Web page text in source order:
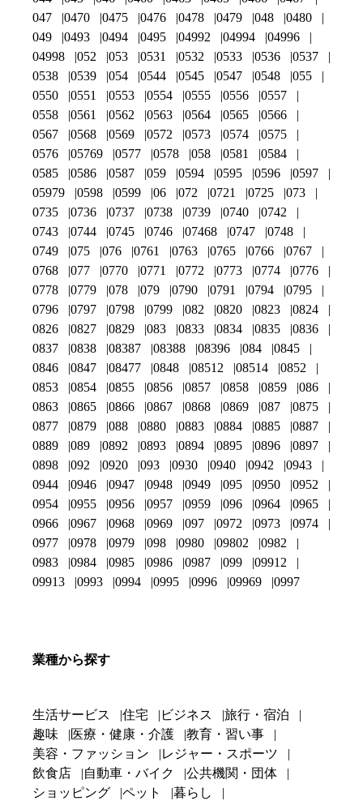
047
0470 0475 0476 0478 0479 048
0480
049
0493 0494 0495 04992 04994
04996
04998
052 053 0531 0532 0533 0536
0537
0538
0539 054 0544 0545 0547 0548
055
0550
0551 0553 0554 0555 0556
0557
0558
0561 0562 0563 0564 0565
0566
0567
0568 0569 0572 0573 0574
0575
0576
05769 0577 0578 058 0581
0584
0585
0586 0587 059 0594 0595 0596
0597
05979
0598 0599 06 072 0721 0725
073
0735
0736 0737 0738 0739 0740
0742
0743
0744 0745 0746 07468 0747
0748
0749
075 076 0761 0763 0765 0766
0767
0768
077 0770 0771 0772 0773 0774
0776
0778
0779 078 079 0790 0791 0794
0795
0796
0797 0798 0799 082 0820 0823
0824
0826
0827 0829 083 0833 0834 0835
0836
0837
0838 08387 08388 08396 084
0845
0846
0847 08477 0848 08512 08514
0852
0853
0854 0855 0856 0857 0858 0859
086
0863
0865 0866 0867 0868 0869 087
0875
0877
0879 088 0880 0883 0884 0885
0887
0889
089 0892 0893 0894 0895 0896
0897
0898
092 0920 093 0930 0940 0942
0943
0944
0946 0947 0948 0949 095 0950
0952
0954
0955 0956 0957 0959 096 0964
0965
0966
0967 0968 0969 097 0972 0973
0974
0977
0978 0979 098 0980 09802
0982
0983
0984 0985 0986 0987 099
09912
09913
0993 0994 0995 0996 09969 0997
業種から探す
生活サービス 住宅 ビジネス
旅行・宿泊
趣味
医療・健康・介護
教育・習い事
美容・ファッション
レジャー・スポーツ
飲食店
自動車・バイク
公共機関・団体
ショッピング
ペット
暮らし